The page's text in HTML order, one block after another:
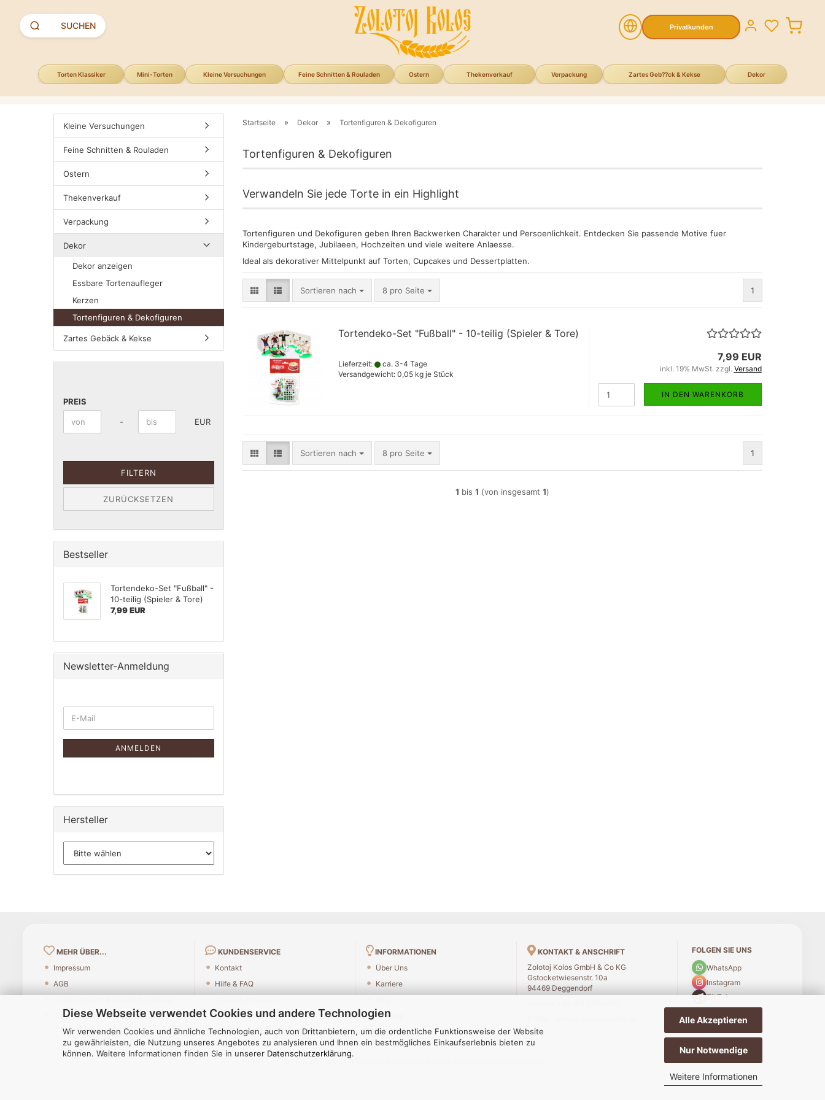
Diese Webseite verwendet Cookies und andere Technologien
Wir verwenden Cookies und ähnliche Technologien, auch von Drittanbietern, um die ordentliche Funktionsweise der Website
zu gewährleisten, die Nutzung unseres Angebotes zu analysieren und Ihnen ein bestmögliches Einkaufserlebnis bieten zu
können. Weitere Informationen finden Sie in unserer Datenschutzerklärung.
Alle Akzeptieren
Nur Notwendige
Weitere Informationen
SUCHEN Privatkunden
Torten Klassiker Mini-Torten Kleine Versuchungen Feine Schnitten & Rouladen Ostern Thekenverkauf Verpackung Zartes Geb??ck & Kekse Dekor
Startseite » Dekor » Tortenfiguren & Dekofiguren
Tortenfiguren & Dekofiguren
Verwandeln Sie jede Torte in ein Highlight
Tortenfiguren und Dekofiguren geben Ihren Backwerken Charakter und Persoenlichkeit. Entdecken Sie passende Motive fuer
Kindergeburtstage, Jubilaeen, Hochzeiten und viele weitere Anlaesse.
Ideal als dekorativer Mittelpunkt auf Torten, Cupcakes und Dessertplatten.
Sortieren nach
Sortieren nach 8 pro Seite
pro Seite 1
Tortendeko-Set "Fußball" - 10-teilig (Spieler & Tore)
Lieferzeit:
ca. 3-4 Tage
Versandgewicht: 0,05kg je Stück
7,99 EUR
inkl. 19% MwSt. zzgl. Versand
IN DEN WARENKORB
Sortieren nach
Sortieren nach 8 pro Seite
pro Seite 1
1 bis 1 (von insgesamt 1)
Kleine Versuchungen
Feine Schnitten & Rouladen
Ostern
Thekenverkauf
Verpackung
Dekor
Dekor anzeigen
Essbare Tortenaufleger
Kerzen
Tortenfiguren & Dekofiguren
Zartes Gebäck & Kekse
PREIS
Preis bis
- EUR
FILTERN
ZURÜCKSETZEN
Bestseller
Tortendeko-Set "Fußball" -
10-teilig (Spieler & Tore)
7,99 EUR
Newsletter-Anmeldung
ZURE-
Mail
ANMELDEN
Hersteller
MEHR ÜBER...
Impressum
AGB
Datenschutzerklärung
KUNDENSERVICE
Kontakt
Hilfe & FAQ
Callback Service
Reklamation & Rücksendung
INFORMATIONEN
Über Uns
Karriere
Sitemap
KONTAKT & ANSCHRIFT
Zolotoj Kolos GmbH & Co KG
Gstocketwiesenstr. 10a
94469 Deggendorf
FOLGEN SIE UNS
WhatsApp
Instagram
TikTok